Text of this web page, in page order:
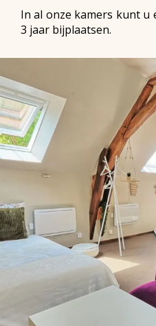
In al onze kamers kunt u
3 jaar bijplaatsen.